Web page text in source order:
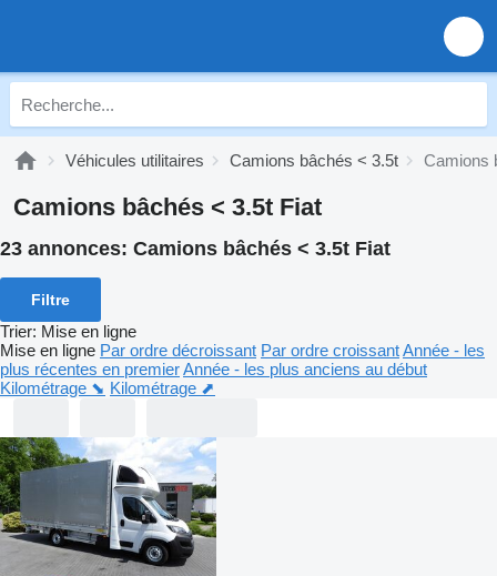
Véhicules utilitaires Camions bâchés < 3.5t Camions
Camions bâchés < 3.5t Fiat
23 annonces: Camions bâchés < 3.5t Fiat
Filtre
Trier: Mise en ligne
Mise en ligne Par ordre décroissant Par ordre croissantAnnée - les
plus récentes en premierAnnée - les plus anciens au début
Kilométrage ⬊ Kilométrage ⬈